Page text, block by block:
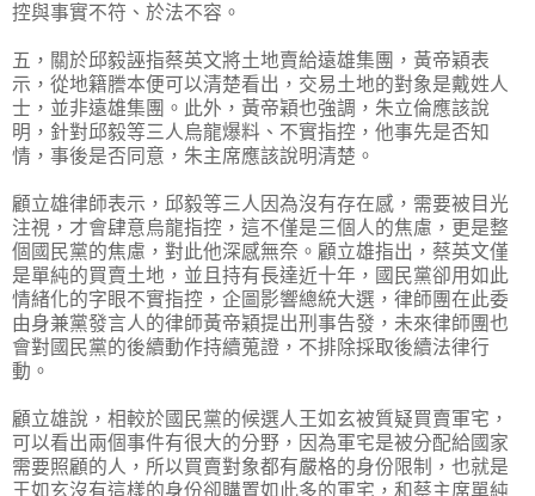
控與事實不符、於法不容。
五，關於邱毅誣指蔡英文將土地賣給遠雄集團，黃帝穎表
示，從地籍謄本便可以清楚看出，交易土地的對象是戴姓人
士，並非遠雄集團。此外，黃帝穎也強調，朱立倫應該說
明，針對邱毅等三人烏龍爆料、不實指控，他事先是否知
情，事後是否同意，朱主席應該說明清楚。
顧立雄律師表示，邱毅等三人因為沒有存在感，需要被目光
注視，才會肆意烏龍指控，這不僅是三個人的焦慮，更是整
個國民黨的焦慮，對此他深感無奈。顧立雄指出，蔡英文僅
是單純的買賣土地，並且持有長達近十年，國民黨卻用如此
情緒化的字眼不實指控，企圖影響總統大選，律師團在此委
由身兼黨發言人的律師黃帝穎提出刑事告發，未來律師團也
會對國民黨的後續動作持續蒐證，不排除採取後續法律行
動。
顧立雄說，相較於國民黨的候選人王如玄被質疑買賣軍宅，
可以看出兩個事件有很大的分野，因為軍宅是被分配給國家
需要照顧的人，所以買賣對象都有嚴格的身份限制，也就是
王如玄沒有這樣的身份卻購置如此多的軍宅，和蔡主席單純